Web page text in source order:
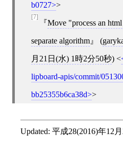
b0727 >
[7]
Move "process an
separate algorithm (
月21日(水) 1時2分50秒) <
lipboard-apis/commit/
bb25355b6ca38d >
Updated: 平成28(2016)年12